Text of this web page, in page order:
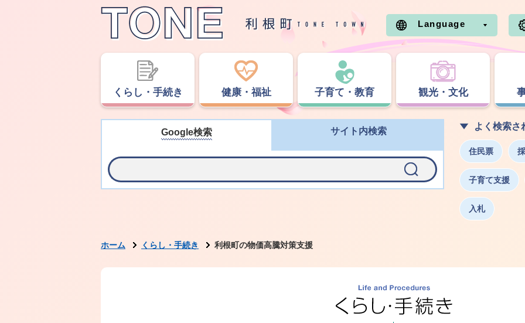
Language
くらし・手続き 健康・福祉 子育て・教育 観光・文化
Google検索 サイト内検索 よく検索さ
住民票
子育て支援
入札
ホーム くらし・手続き 利根町の物価高騰対策支援